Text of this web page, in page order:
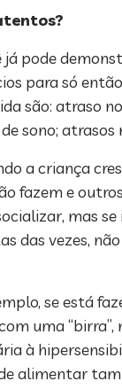
pode
para só
são: atraso
sono;
a criança
fazem e
mas
das vezes,
se está
uma
à
alimentar